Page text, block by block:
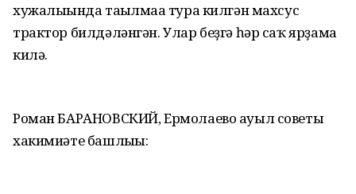
хужалығында тағылмаға тура килгән махсус
трактор билдәләнгән. Улар беҙгә һәр саҡ ярҙамға
килә.
Роман БАРАНОВСКИЙ, Ермолаево ауыл советы
хакимиәте башлығы: